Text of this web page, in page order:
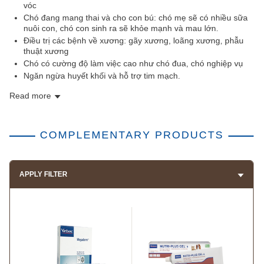
vóc
Chó đang mang thai và cho con bú: chó mẹ sẽ có nhiều sữa
nuôi con, chó con sinh ra sẽ khỏe mạnh và mau lớn.
Điều trị các bệnh về xương: gãy xương, loãng xương, phẫu
thuật xương
Chó có cường độ làm việc cao như chó đua, chó nghiệp vụ
Ngăn ngừa huyết khối và hỗ trợ tim mạch.
Read more
COMPLEMENTARY PRODUCTS
APPLY FILTER